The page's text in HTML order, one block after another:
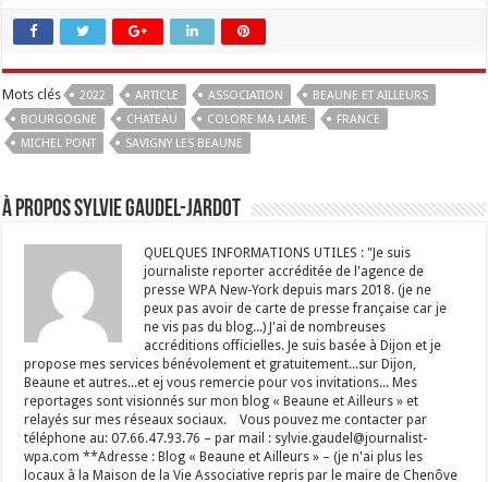
Mots clés 2022 ARTICLE ASSOCIATION
BEAUNE ET AILLEURS
BOURGOGNE
CHATEAU COLORE MA LAME
FRANCE
MICHEL PONT
SAVIGNY LES BEAUNE
À propos Sylvie GAUDEL-JARDOT
QUELQUES INFORMATIONS UTILES : "Je suis
journaliste reporter accréditée de l'agence de
presse WPA New-York depuis mars 2018. (je ne
peux pas avoir de carte de presse française car je
ne vis pas du blog...) J'ai de nombreuses
accréditions officielles. Je suis basée à Dijon et je
propose mes services bénévolement et gratuitement...sur Dijon,
Beaune et autres...et ej vous remercie pour vos invitations... Mes
reportages sont visionnés sur mon blog « Beaune et Ailleurs » et
relayés sur mes réseaux sociaux. Vous pouvez me contacter par
téléphone au: 07.66.47.93.76 – par mail : sylvie.gaudel@journalist-
wpa.com **Adresse : Blog « Beaune et Ailleurs » – (je n'ai plus les
locaux à la Maison de la Vie Associative repris par le maire de Chenôve